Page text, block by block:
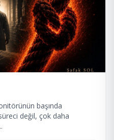
başında
değil, çok daha